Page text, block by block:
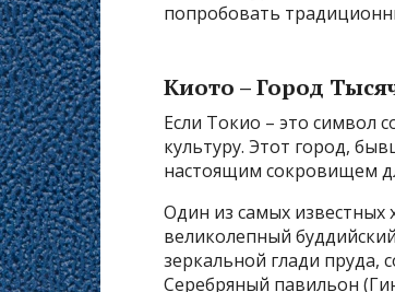
попробовать
Киото – Город
Если Токио – это символ
культуру. Этот город,
настоящим сокровищем
Один из самых известных
великолепный
зеркальной глади пруда,
Серебряный павильон